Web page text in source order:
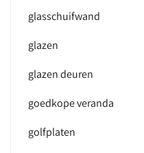
glasschuifwand
glazen
glazen deuren
goedkope veranda
golfplaten